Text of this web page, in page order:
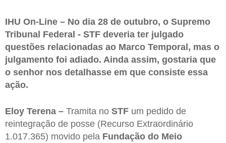
IHU On-Line – No dia 28 de outubro, o Supremo
Tribunal Federal - STF deveria ter julgado
questões relacionadas ao Marco Temporal, mas o
julgamento foi adiado. Ainda assim, gostaria que
o senhor nos detalhasse em que consiste essa
ação.
Eloy Terena – Tramita no STF um pedido de
reintegração de posse (Recurso Extraordinário
1.017.365) movido pela Fundação do Meio